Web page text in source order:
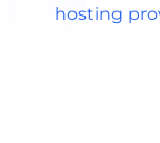
hosting